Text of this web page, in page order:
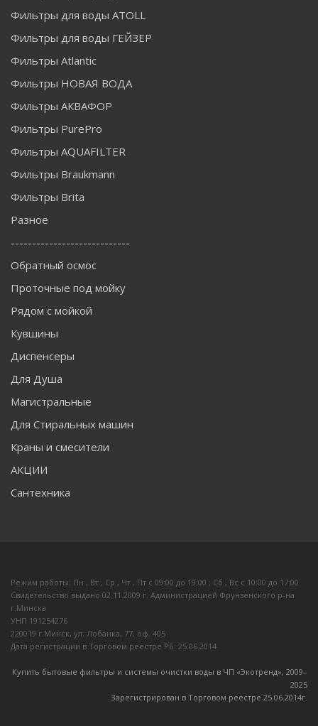
Фильтры для воды ATOLL
Фильтры для воды ГЕЙЗЕР
Фильтры Atlantic
Фильтры НОВАЯ ВОДА
Фильтры АКВАФОР
Фильтры PurePro
Фильтры AQUAFILTER
Фильтры Braukmann
Фильтры Brita
Разное
----------------------------
Обратный осмос
Проточные под мойку
Рядом с мойкой
Кувшины
Диспенсеры
Для Душа
Магистральные
Для Стиральных машин
Краны и смесители
АКЦИИ
Сантехника
Режим работы: Пн , Вт , Ср , Чт , Пт c 09:00 до 19:00 ; Сб , Вс c 10:00 до 17:00
Свидетельство выдано 02.11.2009 г. Администрацией Фрунзенского р-на
г.Минска
УНП 191254276
220019 г.Минск, ул. Лобанка, 77, оф. 405
Дата регистрации в Торговом реестре РБ: 25.06.2014
Купить бытовые фильтры и системы очистки воды в ЧП «Экотренд», 2009–
2025
Зарегистрирован в Торговом реестре 25.06.2014г.